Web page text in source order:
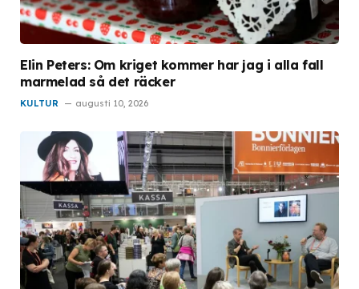
Elin Peters: Om kriget kommer har jag i alla fall
marmelad så det räcker
KULTUR augusti 10, 2026